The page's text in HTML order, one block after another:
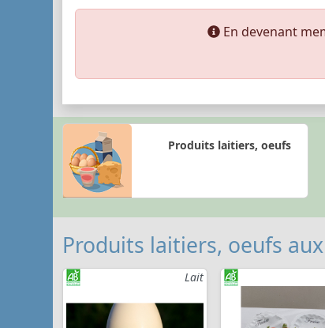
En devenant
Produits laitiers, oeufs
Produits laitiers, oeufs
Lait